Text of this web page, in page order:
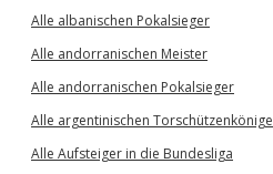
Alle albanischen Pokalsieger
Alle andorranischen Meister
Alle andorranischen Pokalsieger
Alle argentinischen Torschützenkönige
Alle Aufsteiger in die Bundesliga